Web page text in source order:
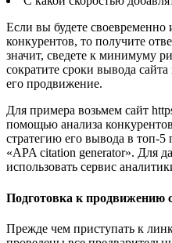
Если вы будете своевременно
конкурентов, то получите
значит, сведете к минимуму
сократите сроки вывода
его продвижение.
Для примера возьмем сайт
помощью анализа
стратегию его вывода в топ-
«APA citation generator». Для
использовать сервис
Подготовка к продвижению
Прежде чем приступать к